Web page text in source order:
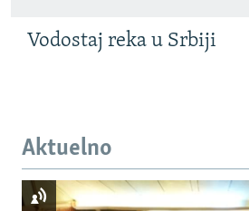
Vodostaj reka u Srbiji
Aktuelno